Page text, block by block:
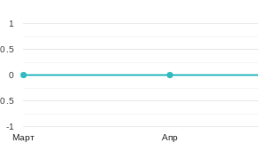
позволяют получить увеличенный
Март Апр
-1
0
0.5
1